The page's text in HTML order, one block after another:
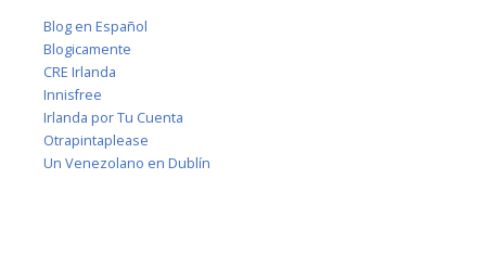
Blog en Español
Blogicamente
CRE Irlanda
Innisfree
Irlanda por Tu Cuenta
Otrapintaplease
Un Venezolano en Dublín